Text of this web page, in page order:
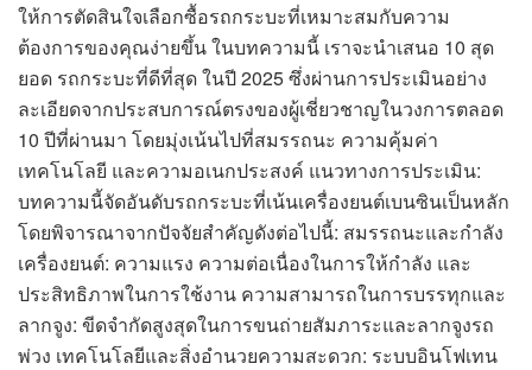
ให้การตัดสินใจเลือกซื้อรถกระบะที่เหมาะสมกับความ
ต้องการของคุณง่ายขึ้น ในบทความนี้ เราจะนำเสนอ 10 สุด
ยอด รถกระบะที่ดีที่สุด ในปี 2025 ซึ่งผ่านการประเมินอย่าง
ละเอียดจากประสบการณ์ตรงของผู้เชี่ยวชาญในวงการตลอด
10 ปีที่ผ่านมา โดยมุ่งเน้นไปที่สมรรถนะ ความคุ้มค่า
เทคโนโลยี และความอเนกประสงค์ แนวทางการประเมิน:
บทความนี้จัดอันดับรถกระบะที่เน้นเครื่องยนต์เบนซินเป็นหลัก
โดยพิจารณาจากปัจจัยสำคัญดังต่อไปนี้: สมรรถนะและกำลัง
เครื่องยนต์: ความแรง ความต่อเนื่องในการให้กำลัง และ
ประสิทธิภาพในการใช้งาน ความสามารถในการบรรทุกและ
ลากจูง: ขีดจำกัดสูงสุดในการขนถ่ายสัมภาระและลากจูงรถ
พ่วง เทคโนโลยีและสิ่งอำนวยความสะดวก: ระบบอินโฟเทน